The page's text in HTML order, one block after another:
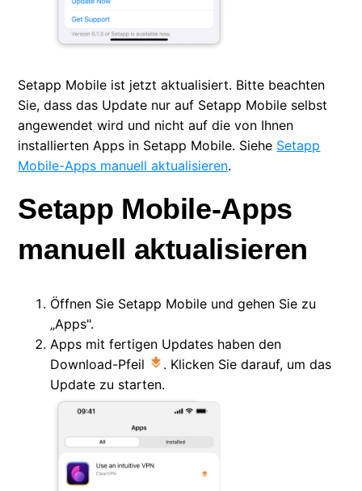
Setapp Mobile ist jetzt aktualisiert. Bitte beachten
Sie, dass das Update nur auf Setapp Mobile selbst
angewendet wird und nicht auf die von Ihnen
installierten Apps in Setapp Mobile. Siehe Setapp
Mobile-Apps manuell aktualisieren.
Setapp Mobile-Apps
manuell aktualisieren
Öffnen Sie Setapp Mobile und gehen Sie zu
„Apps".
Apps mit fertigen Updates haben den
Download-Pfeil
. Klicken Sie darauf, um das
Update zu starten.